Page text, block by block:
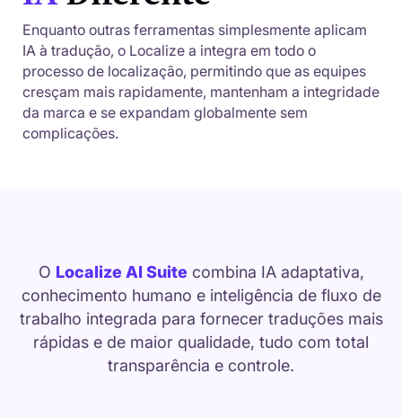
Enquanto outras ferramentas simplesmente aplicam
IA à tradução, o Localize a integra em todo o
processo de localização, permitindo que as equipes
cresçam mais rapidamente, mantenham a integridade
da marca e se expandam globalmente sem
complicações.
O Localize AI Suitecombina IA adaptativa,
conhecimento humano e inteligência de fluxo de
trabalho integrada para fornecer traduções mais
rápidas e de maior qualidade, tudo com total
transparência e controle.